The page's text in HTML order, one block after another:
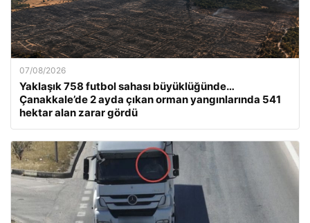
07/08/2026
Yaklaşık 758 futbol sahası büyüklüğünde…
Çanakkale’de 2 ayda çıkan orman yangınlarında 541
hektar alan zarar gördü